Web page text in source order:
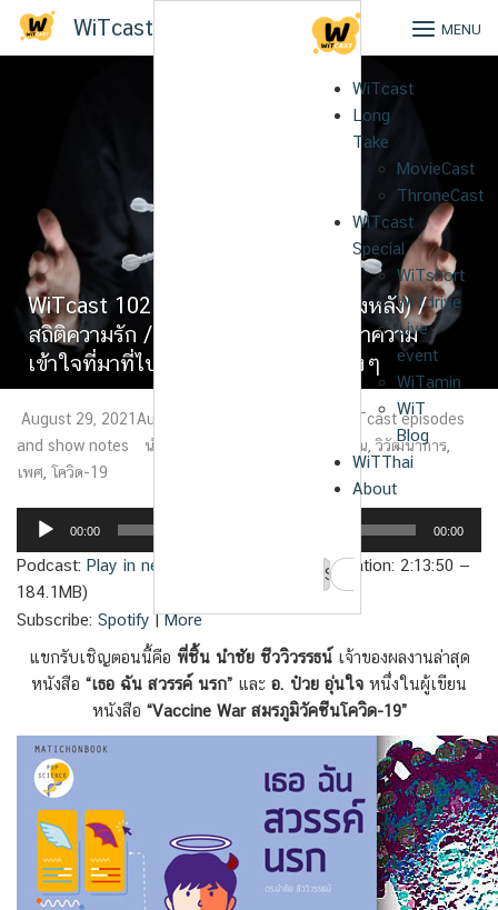
Skip
WiTcast MENU
WiTcast
Long
Take
MovieCast
ThroneCast
WiTcast
Special
WiTshort
WiTdrive
Live
event
WiTamin
WiT
Blog
WiTThai
About
Search
for:
WiTcast 102.2 – ชิ้นป๋วยปีแปกอ(ครึ่งหลัง) /
สถิติความรัก / วิทย์ฐาน-วัคซีนวอร์ : ทำความ
เข้าใจที่มาที่ไปของวัคซีนโควิดชนิดต่างๆ
August 29, 2021 August 29, 2021
WiTcast episodes
and show notes
นำชัย ชีววิวรรธน์ วัคซีน ,วิวัฒนาการ
เพศ โควิด-19
Audio
00:00 00:00
Podcast: Play in new window
(Duration: 2:13:50 —
184.1MB)
Subscribe: Spotify |More
แขกรับเชิญตอนนี้คือ พี่ชิ้น นําชัย ชีววิวรรธน์เจ้าของผลงานล่าสุด
หนังสือ “เธอ ฉัน สวรรค์ นรก” และ อ. ป๋วย อุ่นใจ หนึ่งในผู้เขียน
หนังสือ “Vaccine War สมรภูมิวัคซีนโควิด-19”